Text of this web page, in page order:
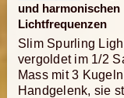
und harmonischen
Lichtfrequenzen
Slim Spurling
vergoldet im 1/2
Mass mit 3
Handgelenk, sie